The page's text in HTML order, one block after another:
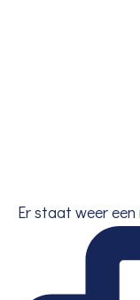
Er staat weer